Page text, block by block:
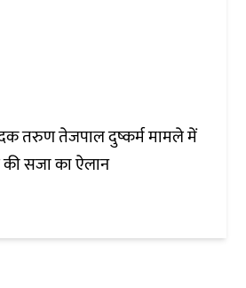
तरुण तेजपाल दुष्कर्म मामले में
की सजा का ऐलान